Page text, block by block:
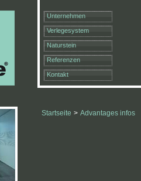
Unternehmen
Verlegesystem
Naturstein
Referenzen
Kontakt
Startseite > Advantages infos